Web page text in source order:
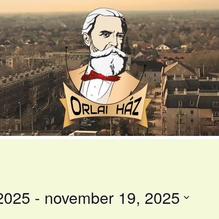
- november 19, 2025